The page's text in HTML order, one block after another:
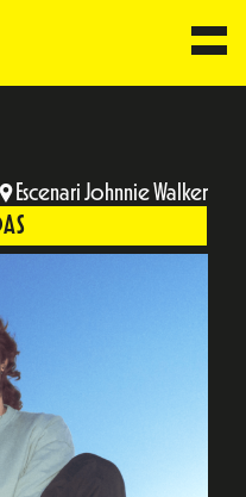
Escenari Johnnie Walker